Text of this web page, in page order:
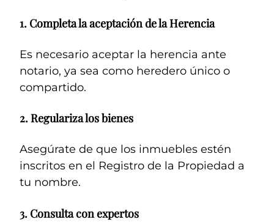
1. Completa la aceptación de la Herencia
Es necesario aceptar la herencia ante
notario, ya sea como heredero único o
compartido.
2.Regulariza los bienes
Asegúrate de que los inmuebles estén
inscritos en el Registro de la Propiedad a
tu nombre.
3. Consulta con expertos